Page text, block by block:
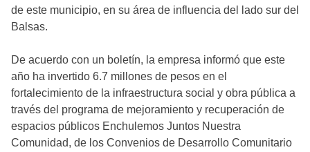
de este municipio, en su área de influencia del lado sur del
Balsas.
De acuerdo con un boletín, la empresa informó que este
año ha invertido 6.7 millones de pesos en el
fortalecimiento de la infraestructura social y obra pública a
través del programa de mejoramiento y recuperación de
espacios públicos Enchulemos Juntos Nuestra
Comunidad, de los Convenios de Desarrollo Comunitario